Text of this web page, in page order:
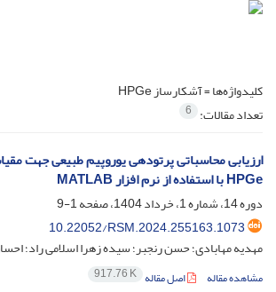
کلیدواژه‌ها =آشکارساز HPGe
تعداد مقالات: 6
ارزیابی محاسباتی پرتودهی یوروپیم طبیعی جهت
HPGe با استفاده از نرم افزار MATLAB
دوره 14، شماره 1، خرداد 1404، صفحه
1-9
10.22052/RSM.2024.255163.1073
مهدیه مهابادی؛ حسن رنجبر؛ سیده زهرا اسلامی راد؛
مشاهده مقاله اصل مقاله 917.76 K